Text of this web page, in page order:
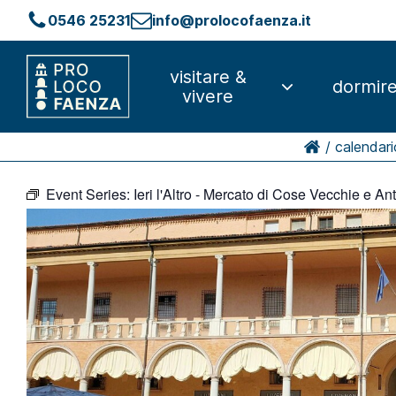
0546 25231 info@prolocofaenza.it
visitare &
vivere
dormire
/
Event Series: Ieri l'Altro - Mercato di Cose Vecchie e